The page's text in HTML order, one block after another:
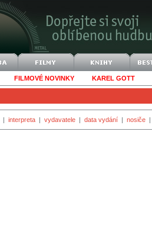
FILMOVÉ NOVINKY KAREL GOTT
| interpreta | vydavatele | data vydání | nosiče |